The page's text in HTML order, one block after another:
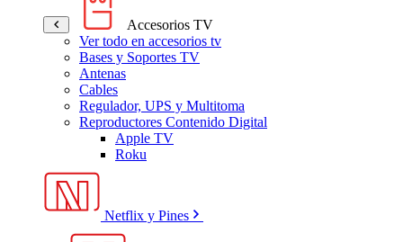
Accesorios TV
Ver todo en accesorios tv
Bases y Soportes TV
Antenas
Cables
Regulador, UPS y Multitoma
Reproductores Contenido Digital
Apple TV
Roku
Netflix y Pines